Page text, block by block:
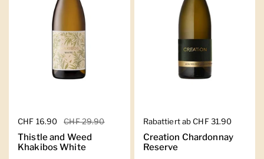
Regulärer Preis
CHF 16.90 Sale-Preis
CHF 29.90
Thistle and Weed
Khakibos White
Regulärer Preis
Rabattiert ab CHF 31.90
Creation Chardonnay
Reserve